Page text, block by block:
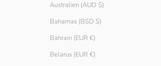
Australien (AUD $)
Bahamas (BSD $)
Bahrain (EUR €)
Belarus (EUR €)